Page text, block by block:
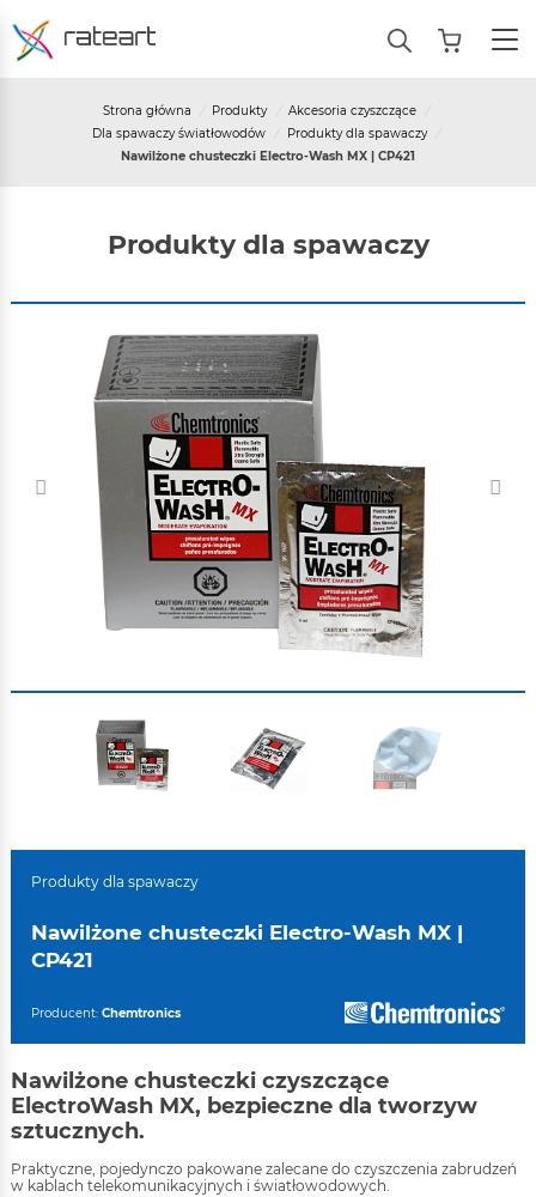
Strona główna Produkty Akcesoria czyszczące
Dla spawaczy światłowodów
Produkty dla spawaczy
Nawilżone chusteczki Electro-Wash MX | CP421
Produkty dla spawaczy
Produkty dla spawaczy
Nawilżone chusteczki Electro-Wash MX |
CP421
Producent:Chemtronics
Nawilżone chusteczki czyszczące
ElectroWash MX, bezpieczne dla tworzyw
sztucznych.
Praktyczne, pojedynczo pakowane zalecane do czyszczenia zabrudzeń
w kablach telekomunikacyjnych i światłowodowych.